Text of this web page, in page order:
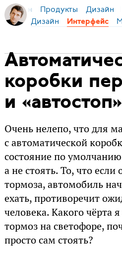
Бирман Продукты Дизайн
Дизайн Интерфейс
коробки
и «автостоп»
Очень нелепо, что для
с автоматической
состояние по
а не стоять. То, что если
тормоза, автомобиль
ехать, противоречит
человека. Какого чёрта
тормоз на светофоре,
просто сам стоять?